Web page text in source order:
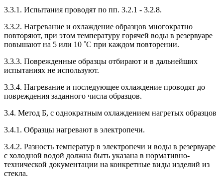
3.3.1. Испытания проводят по пп. 3.2.1 - 3.2.8.
3.3.2. Нагревание и охлаждение образцов многократно
повторяют, при этом температуру горячей воды в резервуаре
повышают на 5 или 10 ˚С при каждом повторении.
3.3.3. Поврежденные образцы отбирают и в дальнейших
испытаниях не используют.
3.3.4. Нагревание и последующее охлаждение проводят до
повреждения заданного числа образцов.
3.4. Метод Б, с однократным охлаждением нагретых образцов
3.4.1. Образцы нагревают в электропечи.
3.4.2. Разность температур в электропечи и воды в резервуаре
с холодной водой должна быть указана в нормативно-
технической документации на конкретные виды изделий из
стекла.